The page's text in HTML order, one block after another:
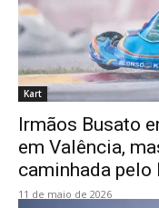
Kart
Irmãos Busato
em Valência,
caminhada pelo
11 de maio de 2026